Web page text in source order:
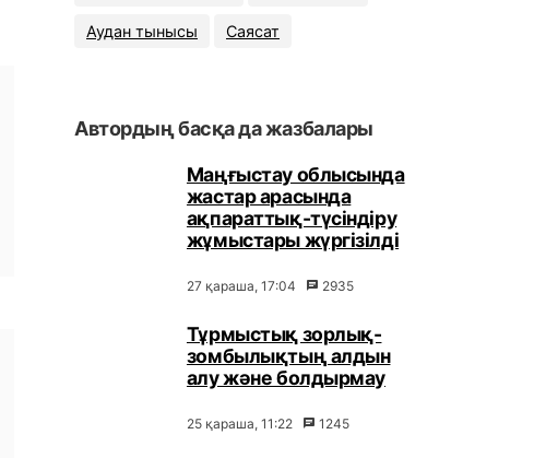
Аудан тынысы Саясат
Автордың басқа да жазбалары
Маңғыстау облысында
жастар арасында
ақпараттық-түсіндіру
жұмыстары жүргізілді
27 қараша, 17:04 2935
Тұрмыстық зорлық-
зомбылықтың алдын
алу және болдырмау
25 қараша, 11:22 1245